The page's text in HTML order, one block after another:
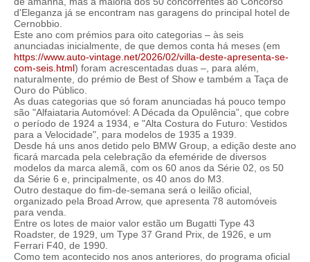
d'Eleganza já se encontram nas garagens do principal hotel de
Cernobbio.
Este ano com prémios para oito categorias – às seis
anunciadas inicialmente, de que demos conta há meses (em
https://www.auto-vintage.net/2026/02/villa-deste-apresenta-se-
com-seis.html) foram acrescentadas duas –, para além,
naturalmente, do prémio de Best of Show e também a Taça de
Ouro do Público.
As duas categorias que só foram anunciadas há pouco tempo
são "Alfaiataria Automóvel: A Década da Opulência”, que cobre
o período de 1924 a 1934, e "Alta Costura do Futuro: Vestidos
para a Velocidade", para modelos de 1935 a 1939.
Desde há uns anos detido pelo BMW Group, a edição deste ano
ficará marcada pela celebração da efeméride de diversos
modelos da marca alemã, com os 60 anos da Série 02, os 50
da Série 6 e, principalmente, os 40 anos do M3.
Outro destaque do fim-de-semana será o leilão oficial,
organizado pela Broad Arrow, que apresenta 78 automóveis
para venda.
Entre os lotes de maior valor estão um Bugatti Type 43
Roadster, de 1929, um Type 37 Grand Prix, de 1926, e um
Ferrari F40, de 1990.
Como tem acontecido nos anos anteriores, do programa oficial